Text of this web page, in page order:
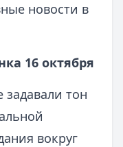
новости в
16 октября
тон
вокруг